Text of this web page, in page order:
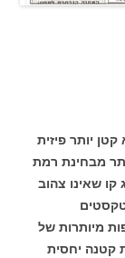
יותר פיזית
מבחינת רמת
קו שאינו צהוב
מיותרות של
קטנה יחסית